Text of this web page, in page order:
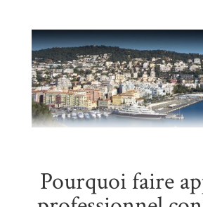
Pourquoi faire